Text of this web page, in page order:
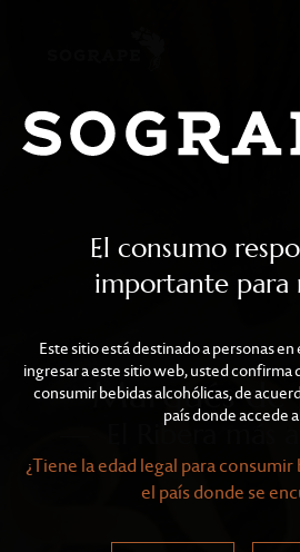
Marqués de
Marqués de
El Ribera más
El consumo
importante para
Este sitio está destinado a personas
ingresar a este sitio web, usted confirma
consumir bebidas alcohólicas, de
país donde accede
¿Tiene la edad legal para
el país donde se